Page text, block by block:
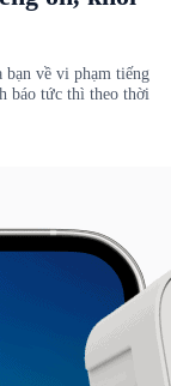
về vi phạm tiếng
báo tức thì theo thời